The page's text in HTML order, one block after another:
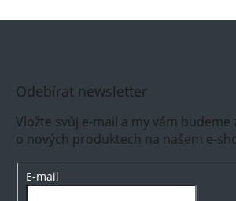
Odebírat newsletter
Vložte svůj e-mail a my vám
o nových produktech na našem e-
E-mail